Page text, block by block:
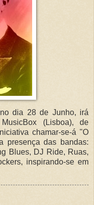
dia 28 de Junho, irá
(Lisboa), de
chamar-se-á "O
presença das bandas:
Blues, DJ Ride, Ruas,
inspirando-se em